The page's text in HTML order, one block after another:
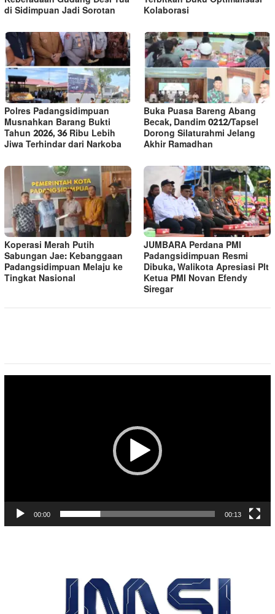
di Sidimpuan Jadi Sorotan Kolaborasi
Polres Padangsidimpuan
Musnahkan Barang Bukti
Tahun 2026, 36 Ribu Lebih
Jiwa Terhindar dari Narkoba
Buka Puasa Bareng Abang
Becak, Dandim 0212/Tapsel
Dorong Silaturahmi Jelang
Akhir Ramadhan
Koperasi Merah Putih
Sabungan Jae: Kebanggaan
Padangsidimpuan Melaju ke
Tingkat Nasional
JUMBARA Perdana PMI
Padangsidimpuan Resmi
Dibuka, Walikota Apresiasi Plt
Ketua PMI Novan Efendy
Siregar
00:00 00:13